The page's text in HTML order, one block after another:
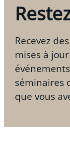
Recevez
mises à
séminaires
que vous